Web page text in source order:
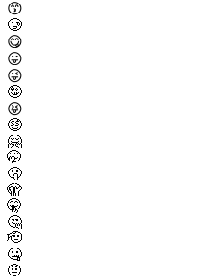
😙
🥲
😋
😛
😜
🤪
😝
🤑
🤗
🤭
🫢
🫣
🤫
🤔
🫡
🤐
🤨